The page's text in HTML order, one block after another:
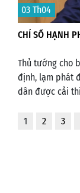
03 Th04
CHỈ SỐ HẠNH
Thủ tướng cho
định, lạm phát
dân được cải
1
2 3